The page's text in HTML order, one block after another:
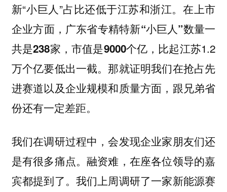
新“小巨人”占比还低于江苏和浙江。在上市
企业方面， 广东省专精特新“小巨人”数量一
共是238家，市值是9000个亿， 比起江苏1.2
万个亿要低出一截。那就证明我们在抢占先
进赛道以及企业规模和质量方面，跟兄弟省
份还有一定差距。
我们在调研过程中，会发现企业家朋友们还
是有很多痛点。融资难，在座各位领导的嘉
宾都提到了。我们上周调研了一家新能源赛